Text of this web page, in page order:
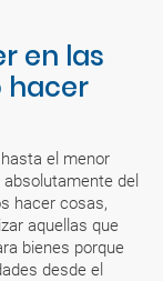
en las
hacer
el menor
del
hacer cosas,
aquellas que
bienes porque
desde el